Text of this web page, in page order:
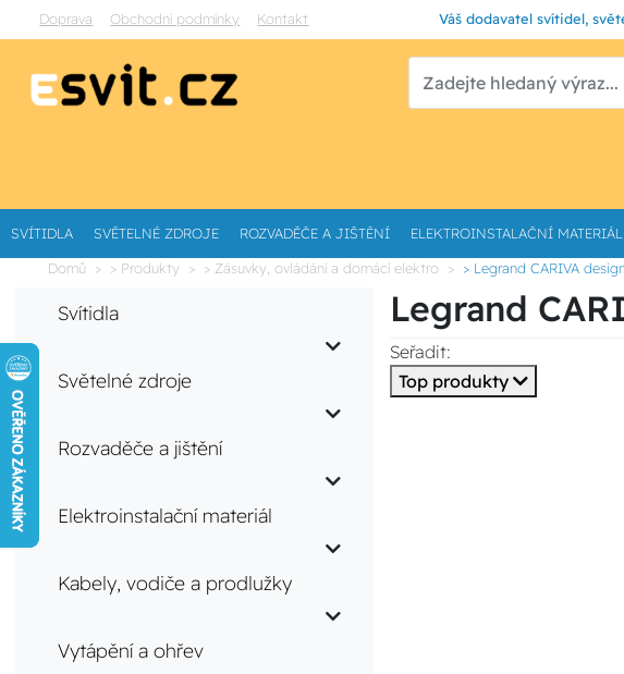
Doprava Obchodní podmínky Kontakt Váš dodavatel svítidel,
SVÍTIDLA SVĚTELNÉ ZDROJE ROZVADĚČE A JIŠTĚNÍ ELEKTROINSTALAČNÍ MATERIÁL
Domů > Produkty > Zásuvky, ovládání a domácí elektro > Legrand CARIVA
Svítidla
Světelné zdroje
Rozvaděče a jištění
Elektroinstalační materiál
Kabely, vodiče a prodlužky
Vytápění a ohřev
Legrand
Seřadit:
Top produkty